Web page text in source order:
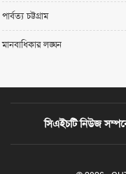
পার্বত্য চট্টগ্রাম
মানবাধিকার লঙ্ঘন
সিএইচটি নিউজ